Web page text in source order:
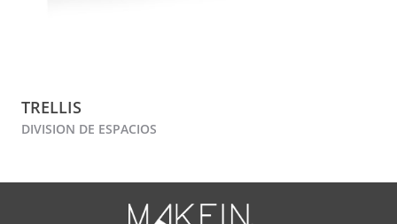
TRELLIS
DIVISION DE ESPACIOS